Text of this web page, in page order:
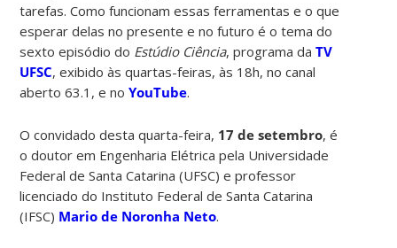
tarefas. Como funcionam essas ferramentas e o que
esperar delas no presente e no futuro é o tema do
sexto episódio do Estúdio Ciência, programa daTV
UFSC, exibido às quartas-feiras, às 18h, no canal
aberto 63.1, e noYouTube.
O convidado desta quarta-feira, 17 de setembro, é
o doutor em Engenharia Elétrica pela Universidade
Federal de Santa Catarina (UFSC) e professor
licenciado do Instituto Federal de Santa Catarina
(IFSC) Mario de Noronha Neto.